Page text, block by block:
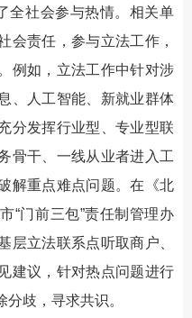
全社会参与热情。相关单
会责任，参与立法工作，
例如，立法工作中针对涉
、人工智能、新就业群体
分发挥行业型、专业型联
骨干、一线从业者进入工
解重点难点问题。在《北
“门前三包”责任制管理办
层立法联系点听取商户、
建议，针对热点问题进行
歧，寻求共识。